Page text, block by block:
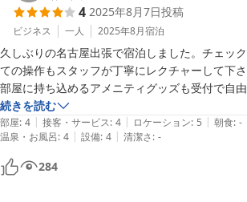
おかけいたしましたこと、お詫び申し上げます
栄駅からのアクセス案内や、目印となる周辺施
夫し、より快適にお越しいただけるよう努め
当ホテルは繁華街に位置しており、便利であ
さに関してはご迷惑をおかけする場合もござい
はできました」とのお言葉をいただき、安堵し
次回名古屋にお越しの際にも、当ホテルをご利
幸いでございます。
またのご来館を、スタッフ一同心よりお待ち
4 2025年8月7日投稿
ビジネス 一人 2025年8月宿泊
久しぶりの名古屋出張で宿泊しました。チェッ
ての操作もスタッフが丁寧にレクチャーして下
部屋に持ち込めるアメニティグッズも受付で自
リンクサービスも充実。宿泊した部屋はシングル
に清掃されており、ベッドも枕もキチンとメイク
イレも快適。シャワーの水圧も完璧！数種類の切
のヘッドでした。全館禁煙なので、タバコ臭も
じません。ホテルを出たら栄エリア繁華街も徒歩
地で助かりました。インバウンド宿泊の方々も
続きを読む
部屋: 4 | 接客・サービス: 4 | ロケーション: 5 | 朝食: -
温泉・お風呂: 4 | 設備: 4 | 清潔さ: -
284